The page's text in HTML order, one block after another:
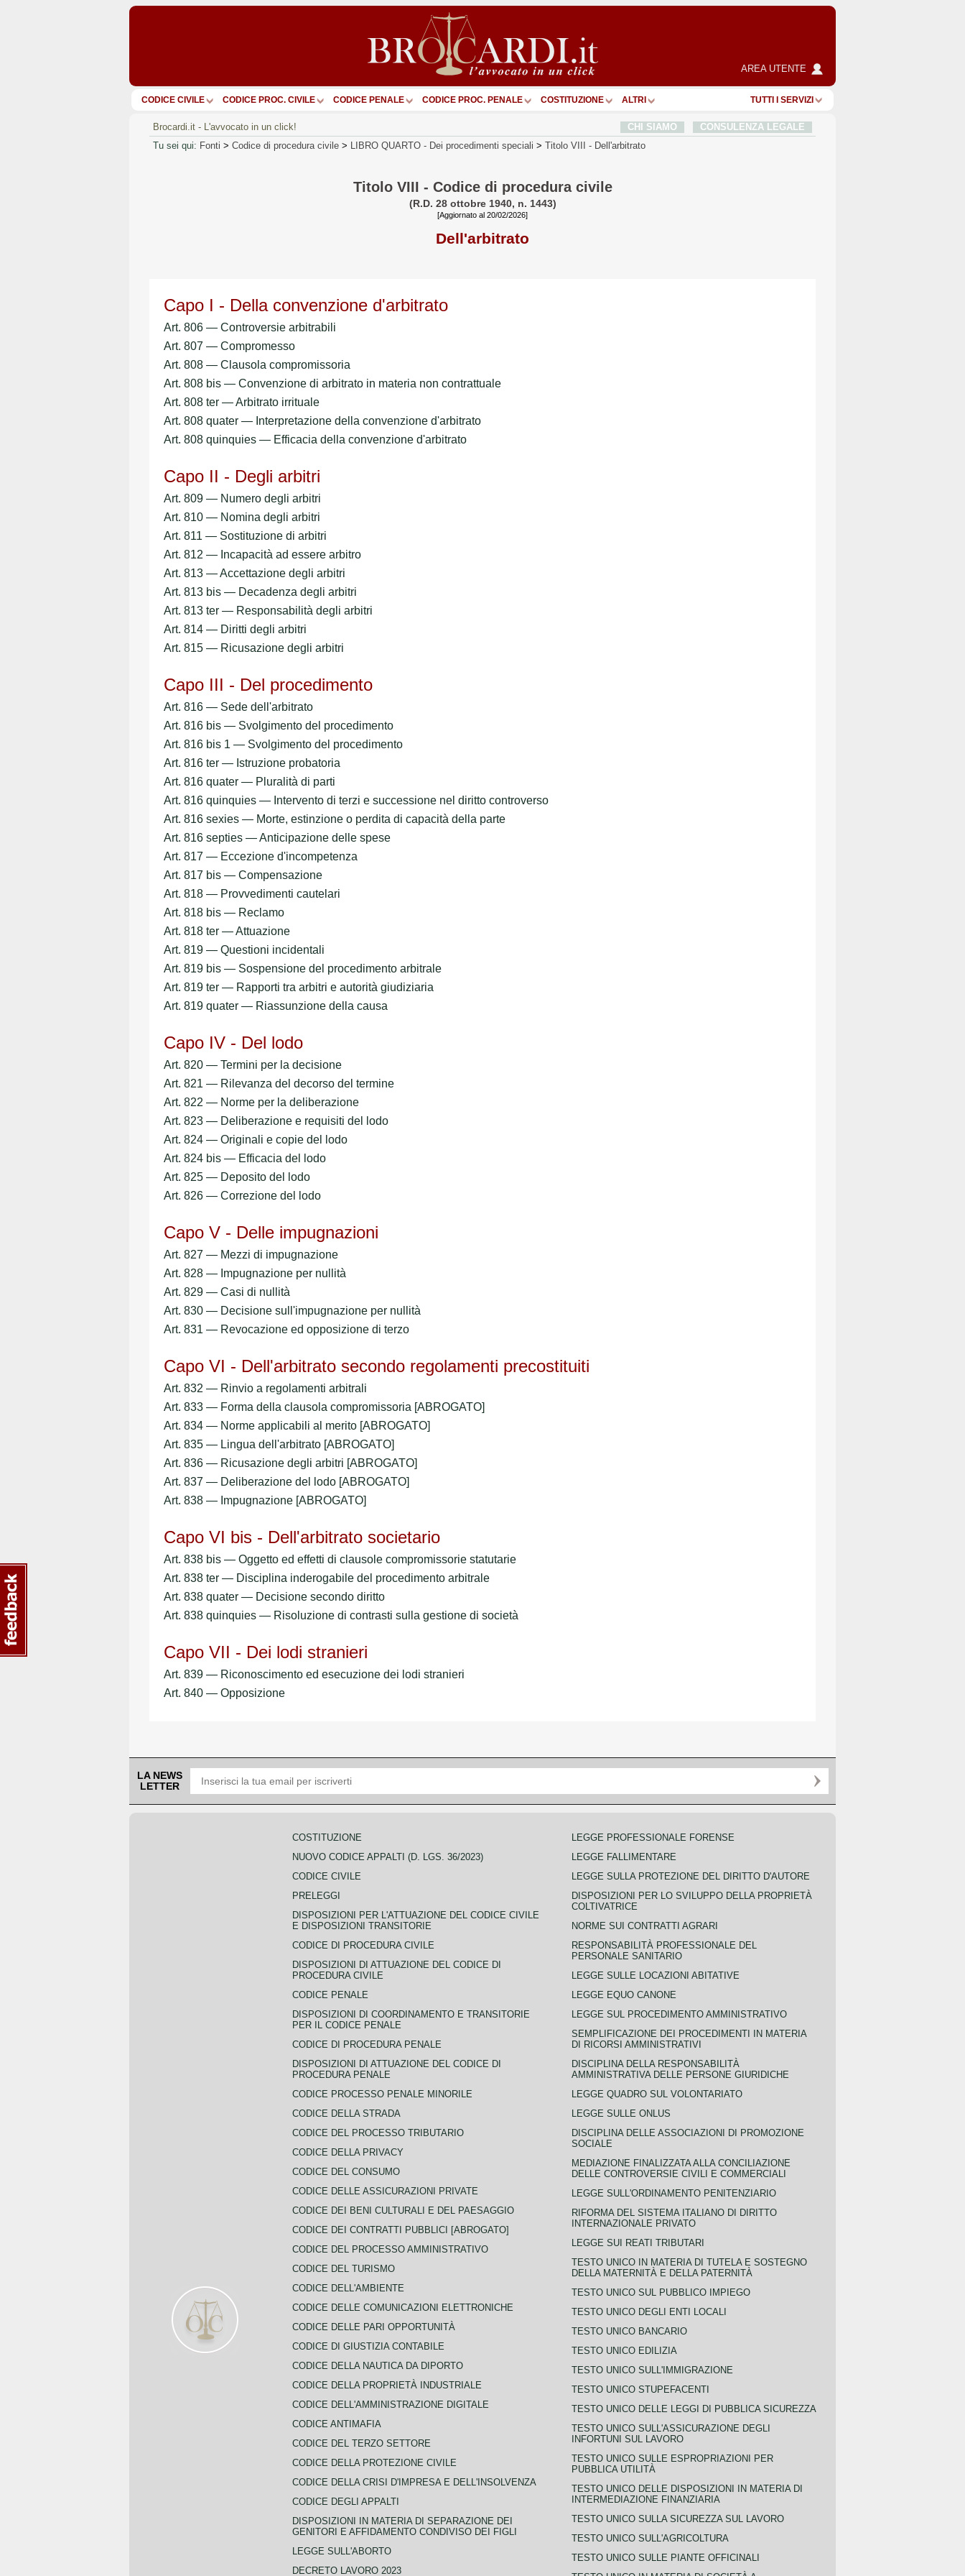
AREA UTENTE
CODICE CIVILE CODICE PROC. CIVILE CODICE PENALE CODICE PROC. PENALE COSTITUZIONE ALTRI TUTTI I SERVIZI
Brocardi.it - L'avvocato in un click! CHI SIAMO
CONSULENZA LEGALE
Tu sei qui: Fonti > Codice di procedura civile > LIBRO QUARTO - Dei procedimenti speciali > Titolo VIII - Dell'arbitrato
Titolo VIII - Codice di procedura civile
(R.D. 28 ottobre 1940, n. 1443)
[Aggiornato al 20/02/2026]
Dell'arbitrato
Capo I - Della convenzione d'arbitrato
Art. 806 — Controversie arbitrabili
Art. 807 — Compromesso
Art. 808 — Clausola compromissoria
Art. 808 bis — Convenzione di arbitrato in materia non contrattuale
Art. 808 ter — Arbitrato irrituale
Art. 808 quater — Interpretazione della convenzione d'arbitrato
Art. 808 quinquies — Efficacia della convenzione d'arbitrato
Capo II - Degli arbitri
Art. 809 — Numero degli arbitri
Art. 810 — Nomina degli arbitri
Art. 811 — Sostituzione di arbitri
Art. 812 — Incapacità ad essere arbitro
Art. 813 — Accettazione degli arbitri
Art. 813 bis — Decadenza degli arbitri
Art. 813 ter — Responsabilità degli arbitri
Art. 814 — Diritti degli arbitri
Art. 815 — Ricusazione degli arbitri
Capo III - Del procedimento
Art. 816 — Sede dell'arbitrato
Art. 816 bis — Svolgimento del procedimento
Art. 816 bis 1 — Svolgimento del procedimento
Art. 816 ter — Istruzione probatoria
Art. 816 quater — Pluralità di parti
Art. 816 quinquies — Intervento di terzi e successione nel diritto controverso
Art. 816 sexies — Morte, estinzione o perdita di capacità della parte
Art. 816 septies — Anticipazione delle spese
Art. 817 — Eccezione d'incompetenza
Art. 817 bis — Compensazione
Art. 818 — Provvedimenti cautelari
Art. 818 bis — Reclamo
Art. 818 ter — Attuazione
Art. 819 — Questioni incidentali
Art. 819 bis — Sospensione del procedimento arbitrale
Art. 819 ter — Rapporti tra arbitri e autorità giudiziaria
Art. 819 quater — Riassunzione della causa
Capo IV - Del lodo
Art. 820 — Termini per la decisione
Art. 821 — Rilevanza del decorso del termine
Art. 822 — Norme per la deliberazione
Art. 823 — Deliberazione e requisiti del lodo
Art. 824 — Originali e copie del lodo
Art. 824 bis — Efficacia del lodo
Art. 825 — Deposito del lodo
Art. 826 — Correzione del lodo
Capo V - Delle impugnazioni
Art. 827 — Mezzi di impugnazione
Art. 828 — Impugnazione per nullità
Art. 829 — Casi di nullità
Art. 830 — Decisione sull'impugnazione per nullità
Art. 831 — Revocazione ed opposizione di terzo
Capo VI - Dell'arbitrato secondo regolamenti precostituiti
Art. 832 — Rinvio a regolamenti arbitrali
Art. 833 — Forma della clausola compromissoria [ABROGATO]
Art. 834 — Norme applicabili al merito [ABROGATO]
Art. 835 — Lingua dell'arbitrato [ABROGATO]
Art. 836 — Ricusazione degli arbitri [ABROGATO]
Art. 837 — Deliberazione del lodo [ABROGATO]
Art. 838 — Impugnazione [ABROGATO]
Capo VI bis - Dell'arbitrato societario
Art. 838 bis — Oggetto ed effetti di clausole compromissorie statutarie
Art. 838 ter — Disciplina inderogabile del procedimento arbitrale
Art. 838 quater — Decisione secondo diritto
Art. 838 quinquies — Risoluzione di contrasti sulla gestione di società
Capo VII - Dei lodi stranieri
Art. 839 — Riconoscimento ed esecuzione dei lodi stranieri
Art. 840 — Opposizione
LA NEWS
LETTER
COSTITUZIONE
NUOVO CODICE APPALTI (D. LGS. 36/2023)
CODICE CIVILE
PRELEGGI
DISPOSIZIONI PER L'ATTUAZIONE DEL CODICE CIVILE
E DISPOSIZIONI TRANSITORIE
CODICE DI PROCEDURA CIVILE
DISPOSIZIONI DI ATTUAZIONE DEL CODICE DI
PROCEDURA CIVILE
CODICE PENALE
DISPOSIZIONI DI COORDINAMENTO E TRANSITORIE
PER IL CODICE PENALE
CODICE DI PROCEDURA PENALE
DISPOSIZIONI DI ATTUAZIONE DEL CODICE DI
PROCEDURA PENALE
CODICE PROCESSO PENALE MINORILE
CODICE DELLA STRADA
CODICE DEL PROCESSO TRIBUTARIO
CODICE DELLA PRIVACY
CODICE DEL CONSUMO
CODICE DELLE ASSICURAZIONI PRIVATE
CODICE DEI BENI CULTURALI E DEL PAESAGGIO
CODICE DEI CONTRATTI PUBBLICI [ABROGATO]
CODICE DEL PROCESSO AMMINISTRATIVO
CODICE DEL TURISMO
CODICE DELL'AMBIENTE
CODICE DELLE COMUNICAZIONI ELETTRONICHE
CODICE DELLE PARI OPPORTUNITÀ
CODICE DI GIUSTIZIA CONTABILE
CODICE DELLA NAUTICA DA DIPORTO
CODICE DELLA PROPRIETÀ INDUSTRIALE
CODICE DELL'AMMINISTRAZIONE DIGITALE
CODICE ANTIMAFIA
CODICE DEL TERZO SETTORE
CODICE DELLA PROTEZIONE CIVILE
CODICE DELLA CRISI D'IMPRESA E DELL'INSOLVENZA
CODICE DEGLI APPALTI
DISPOSIZIONI IN MATERIA DI SEPARAZIONE DEI
GENITORI E AFFIDAMENTO CONDIVISO DEI FIGLI
LEGGE SULL'ABORTO
DECRETO LAVORO 2023
LEGGE PROFESSIONALE FORENSE
LEGGE FALLIMENTARE
LEGGE SULLA PROTEZIONE DEL DIRITTO D'AUTORE
DISPOSIZIONI PER LO SVILUPPO DELLA PROPRIETÀ
COLTIVATRICE
NORME SUI CONTRATTI AGRARI
RESPONSABILITÀ PROFESSIONALE DEL
PERSONALE SANITARIO
LEGGE SULLE LOCAZIONI ABITATIVE
LEGGE EQUO CANONE
LEGGE SUL PROCEDIMENTO AMMINISTRATIVO
SEMPLIFICAZIONE DEI PROCEDIMENTI IN MATERIA
DI RICORSI AMMINISTRATIVI
DISCIPLINA DELLA RESPONSABILITÀ
AMMINISTRATIVA DELLE PERSONE GIURIDICHE
LEGGE QUADRO SUL VOLONTARIATO
LEGGE SULLE ONLUS
DISCIPLINA DELLE ASSOCIAZIONI DI PROMOZIONE
SOCIALE
MEDIAZIONE FINALIZZATA ALLA CONCILIAZIONE
DELLE CONTROVERSIE CIVILI E COMMERCIALI
LEGGE SULL'ORDINAMENTO PENITENZIARIO
RIFORMA DEL SISTEMA ITALIANO DI DIRITTO
INTERNAZIONALE PRIVATO
LEGGE SUI REATI TRIBUTARI
TESTO UNICO IN MATERIA DI TUTELA E SOSTEGNO
DELLA MATERNITÀ E DELLA PATERNITÀ
TESTO UNICO SUL PUBBLICO IMPIEGO
TESTO UNICO DEGLI ENTI LOCALI
TESTO UNICO BANCARIO
TESTO UNICO EDILIZIA
TESTO UNICO SULL'IMMIGRAZIONE
TESTO UNICO STUPEFACENTI
TESTO UNICO DELLE LEGGI DI PUBBLICA SICUREZZA
TESTO UNICO SULL'ASSICURAZIONE DEGLI
INFORTUNI SUL LAVORO
TESTO UNICO SULLE ESPROPRIAZIONI PER
PUBBLICA UTILITÀ
TESTO UNICO DELLE DISPOSIZIONI IN MATERIA DI
INTERMEDIAZIONE FINANZIARIA
TESTO UNICO SULLA SICUREZZA SUL LAVORO
TESTO UNICO SULL'AGRICOLTURA
TESTO UNICO SULLE PIANTE OFFICINALI